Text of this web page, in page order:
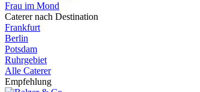
Frau im Mond
Caterer nach Destination
Frankfurt
Berlin
Potsdam
Ruhrgebiet
Alle Caterer
Empfehlung